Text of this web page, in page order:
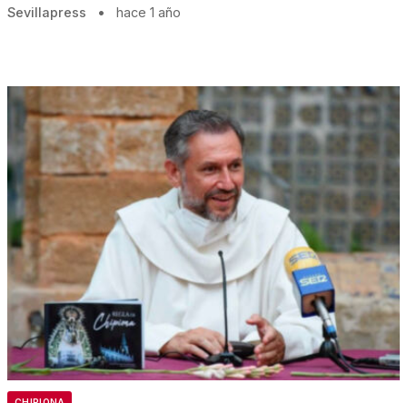
Sevillapress • hace 1 año